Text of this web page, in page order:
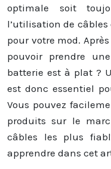
optimale soit
l’utilisation de
pour votre mod.
pouvoir prendre
batterie est à plat ?
est donc essentiel
Vous pouvez
produits sur le
câbles les plus
apprendre dans cet